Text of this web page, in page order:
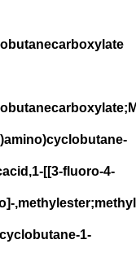
[[3-fluoro-4-
1-